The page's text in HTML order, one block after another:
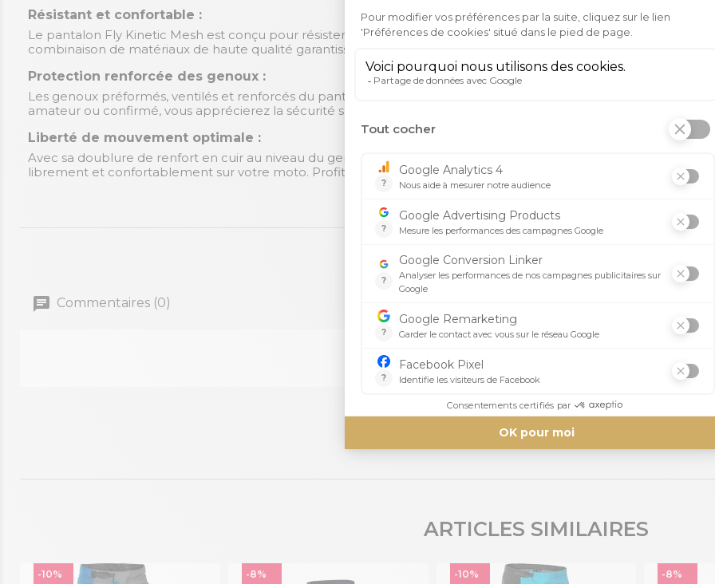
Résistant et confortable :
Le pantalon Fly Kinetic Mesh est conçu pour résister aux conditions les plus extrêmes tout en offrant un
combinaison de matériaux de haute qualité garantissent une durabilité à toute épreuve, tout en assurant un
Protection renforcée des genoux :
Les genoux préformés, ventilés et renforcés du pantalon Fly Kinetic Mesh offrent une protection optimale lors
amateur ou confirmé, vous apprécierez la sécurité supplémentaire apportée par ces caractéristiques innovantes.
Liberté de mouvement optimale :
Avec sa doublure de renfort en cuir au niveau du genou et ses perforations de ventilation découpées au laser,
librement et confortablement sur votre moto. Profitez d'une performance maximale sans compromis sur le
Commentaires (0)
Aucun avis n'a été publié pour le moment.
ARTICLES SIMILAIRES
-10% -8% -10% -8%